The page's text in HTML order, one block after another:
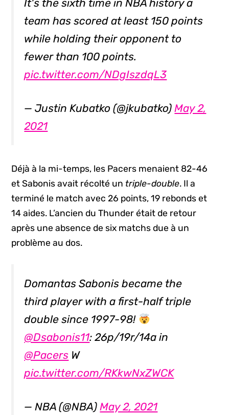
It's the sixth time in NBA history a
team has scored at least 150 points
while holding their opponent to
fewer than 100 points.
pic.twitter.com/NDgIszdqL3
— Justin Kubatko (@jkubatko)May 2,
2021
Déjà à la mi-temps, les Pacers menaient 82-46
et Sabonis avait récolté un triple-double. Il a
terminé le match avec 26 points, 19 rebonds et
14 aides. L’ancien du Thunder était de retour
après une absence de six matchs due à un
problème au dos.
Domantas Sabonis became the
third player with a first-half triple
double since 1997-98!
@Dsabonis11: 26p/19r/14a in
@Pacers W
pic.twitter.com/RKkwNxZWCK
— NBA (@NBA)May 2, 2021